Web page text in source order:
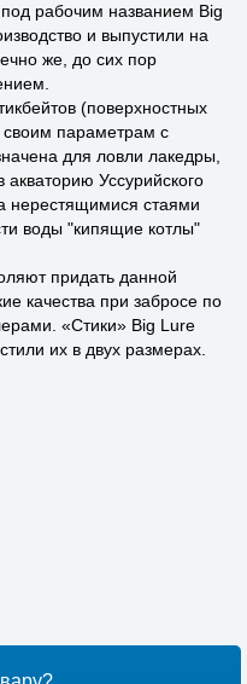
рабочим названием Big
и выпустили на
же, до сих пор
(поверхностных
своим параметрам с
для ловли лакедры,
акваторию Уссурийского
нерестящимися стаями
воды "кипящие котлы"
придать данной
качества при забросе по
«Стики» Big Lure
их в двух размерах.